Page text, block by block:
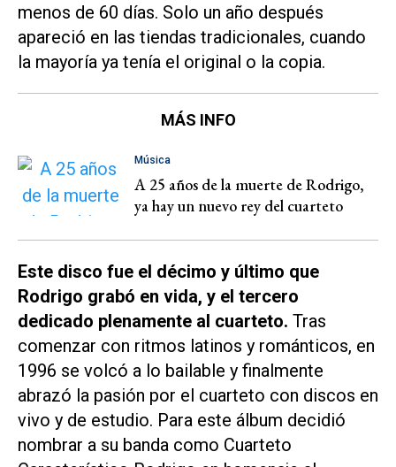
menos de 60 días. Solo un año después
apareció en las tiendas tradicionales, cuando
la mayoría ya tenía el original o la copia.
MÁS INFO
Música
A 25 años de la muerte de Rodrigo,
ya hay un nuevo rey del cuarteto
Este disco fue el décimo y último que
Rodrigo grabó en vida, y el tercero
dedicado plenamente al cuarteto. Tras
comenzar con ritmos latinos y románticos, en
1996 se volcó a lo bailable y finalmente
abrazó la pasión por el cuarteto con discos en
vivo y de estudio. Para este álbum decidió
nombrar a su banda como Cuarteto